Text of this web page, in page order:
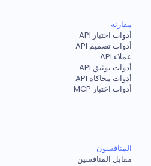
مقارنة
أدوات اختبار API
أدوات تصميم API
عملاء API
أدوات توثيق API
أدوات محاكاة API
أدوات اختبار MCP
المنافسون
مقابل المنافسين